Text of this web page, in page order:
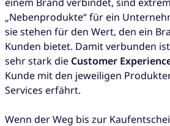
„Nebenprodukte“ für ein
sie stehen für den Wert, den ein
Kunden bietet. Damit verbunden
sehr stark die Customer
Kunde mit den jeweiligen
Services erfährt.
Wenn der Weg bis zur